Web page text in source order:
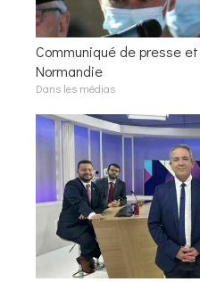
Communiqué de presse
Normandie
Dans les médias